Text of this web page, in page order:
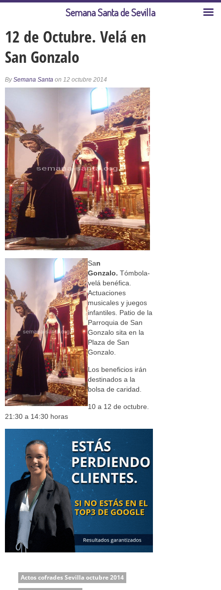
12 de Octubre. Velá en
San Gonzalo
BySemana Santa on 12 octubre 2014
San
Gonzalo. Tómbola-
velá benéfica.
Actuaciones
musicales y juegos
infantiles. Patio de la
Parroquia de San
Gonzalo sita en la
Plaza de San
Gonzalo.
Los beneficios irán
destinados a la
bolsa de caridad.
10 a 12 de octubre.
21:30 a 14:30 horas
Actos cofrades Sevilla octubre 2014
Semana Santa de Sevilla